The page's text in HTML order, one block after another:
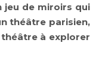
jeu de miroirs qui
théâtre parisien,
à explorer